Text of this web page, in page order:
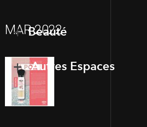
MAR 2022
Beauté
Autres Espaces